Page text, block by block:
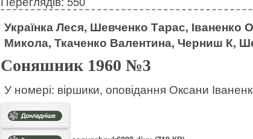
Українка Леся, Шевченко Тарас, Іваненко
Микола, Ткаченко Валентина, Черниш К,
Соняшник 1960 №3
У номері: віршики, оповідання Оксани